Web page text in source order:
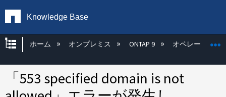
Knowledge Base
グローバル階層を展開/折りたたむ
ホーム オンプレミス ONTAP 9 オペレーティン
「553 specified domain is not